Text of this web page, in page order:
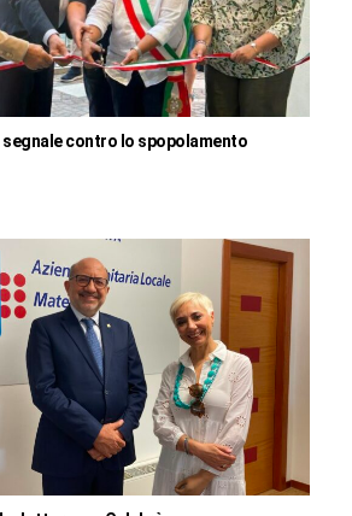
segnale contro lo spopolamento